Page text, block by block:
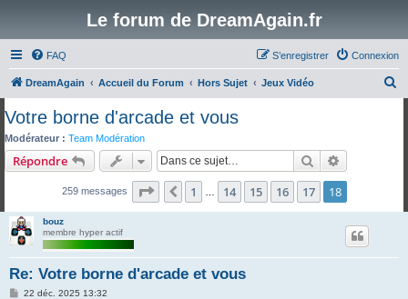
Le forum de DreamAgain.fr
FAQ Connexion
S’enregistrer
DreamAgain Accueil du Forum Hors Sujet Jeux Vidéo
c
e
Votre borne d'arcade et vous
Modérateur : Team Modération
Répondre Rechercher
259 messages Page 18 18
Précédente
1 14 15 16 17 18
bouz
membre hyper actif
Re: Votre borne d'arcade et vous
M22 déc. 2025 13:32